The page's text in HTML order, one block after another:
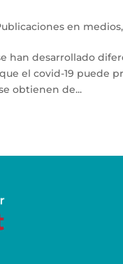
en medios
han desarrollado
el covid-19 puede
obtienen de...